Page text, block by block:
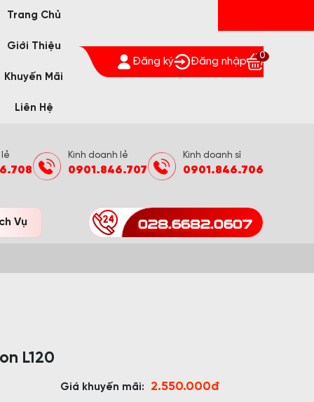
Trang Chủ
Giới Thiệu
Khuyến Mãi
Liên Hệ
Đăng ký Đăng nhập
0
lẻ Kinh doanh lẻ
0901.846.707
Kinh doanh sỉ
0901.846.706
Vụ 028.6682.0607
L120
Giá khuyến mãi: 2.550.000đ